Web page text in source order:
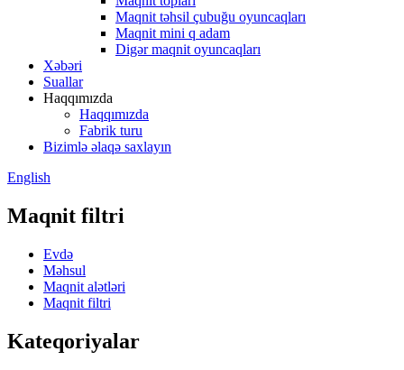
Maqnit təhsil çubuğu oyuncaqları
Maqnit mini q adam
Digər maqnit oyuncaqları
Xəbəri
Suallar
Haqqımızda
Haqqımızda
Fabrik turu
Bizimlə əlaqə saxlayın
English
Maqnit filtri
Evdə
Məhsul
Maqnit alətləri
Maqnit filtri
Kateqoriyalar